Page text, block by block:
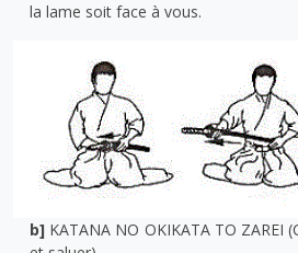
la lame soit face à vous.
b] KATANA NO OKIKATA TO ZAREI